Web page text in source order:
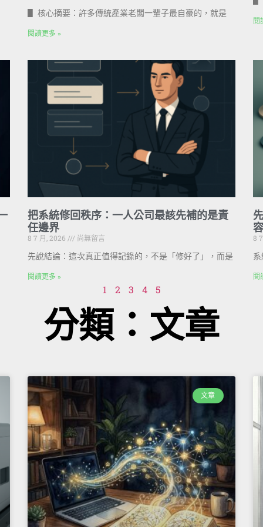
▋ 核心摘要：許多傳統產業老闆一輩子最自豪的，就是
閱讀更多 »
閱
把系統修回秩序：一人公司最該先補的是責
任邊界
8 7 月, 2026
尚無留言
先說結論：這次真正值得記錄的，不是「修好了」，而是
閱讀更多 »
8
閱
1 2 3 4 5
分類：文章
文章